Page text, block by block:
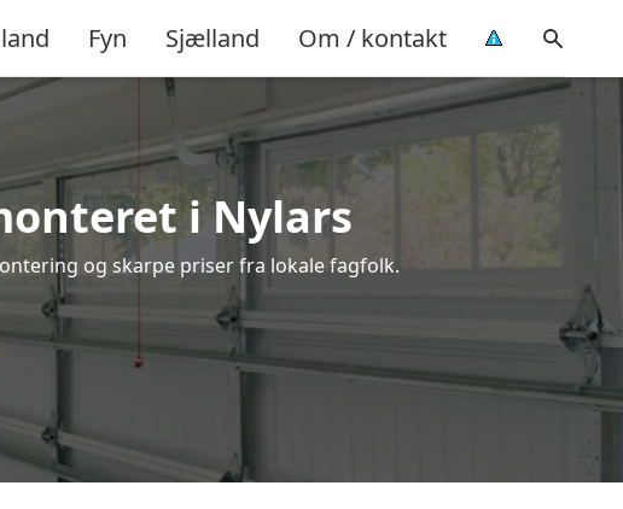
Fyn Sjælland Om / kontakt
i Nylars
og skarpe priser fra lokale fagfolk.